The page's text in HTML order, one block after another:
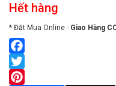
Hết hàng
* Đặt Mua Online - Giao Hàng
Facebook
Twitter